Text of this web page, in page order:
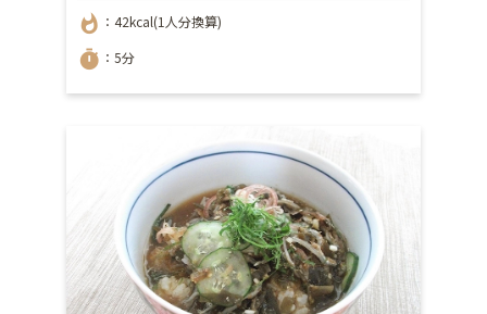
whatshot ：42kcal(1人分換算)
timer ：5分